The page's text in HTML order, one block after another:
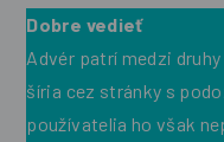
Dobre vedieť
Advér patrí medzi
šíria cez stránky s
používatelia ho však